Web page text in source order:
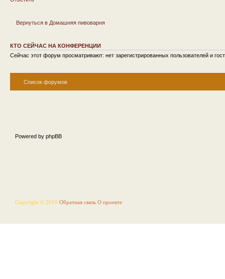
Вернуться в Домашняя пивоварня
КТО СЕЙЧАС НА КОНФЕРЕНЦИИ
Сейчас этот форум просматривают: нет зарегистрированных пользователей и
Список форумов
Powered by phpBB
Copyright © 2010 Обратная связь О проекте